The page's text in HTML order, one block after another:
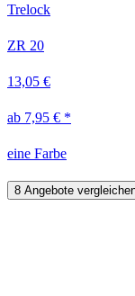
Trelock
ZR 20
13,05 €
ab 7,95 € *
eine Farbe
8 Angebote